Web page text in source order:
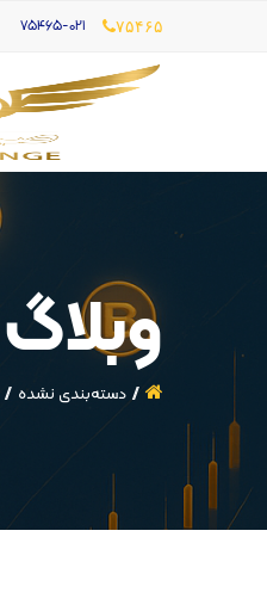
۷۵۴۶۵
وبلاگ
دسته‌بندی نشده